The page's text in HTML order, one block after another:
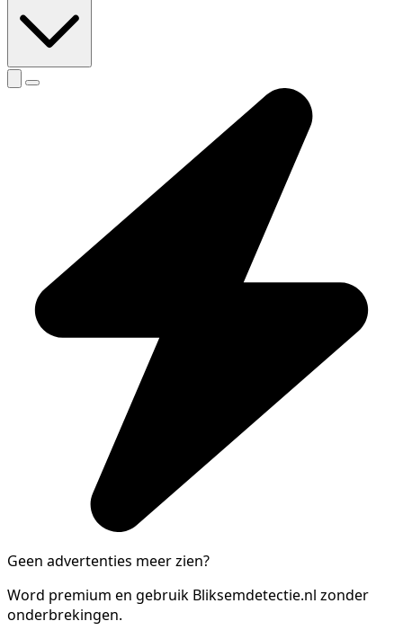
Geen advertenties meer zien?
Word premium en gebruik Bliksemdetectie.nl zonder
onderbrekingen.